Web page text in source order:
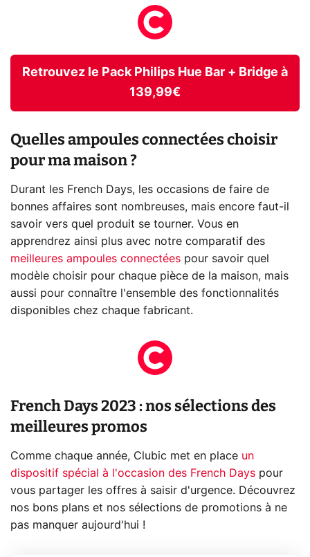
Retrouvez le Pack Philips Hue Bar + Bridge à
139,99€
Quelles ampoules connectées choisir
pour ma maison ?
Durant les French Days, les occasions de faire de
bonnes affaires sont nombreuses, mais encore faut-il
savoir vers quel produit se tourner. Vous en
apprendrez ainsi plus avec notre comparatif des
meilleures ampoules connectées pour savoir quel
modèle choisir pour chaque pièce de la maison, mais
aussi pour connaître l'ensemble des fonctionnalités
disponibles chez chaque fabricant.
French Days 2023 : nos sélections des
meilleures promos
Comme chaque année, Clubic met en place un
dispositif spécial à l'occasion des French Days pour
vous partager les offres à saisir d'urgence. Découvrez
nos bons plans et nos sélections de promotions à ne
pas manquer aujourd'hui !